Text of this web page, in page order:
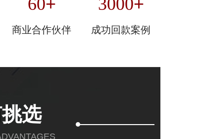
60
商业合作伙伴
3000
成功回款案例
选